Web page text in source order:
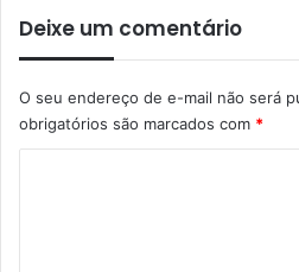
Deixe um comentário
O seu endereço de e-mail não será
obrigatórios são marcados com *